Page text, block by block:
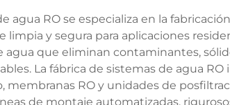
agua RO se especializa en la
limpia y segura para aplicaciones
que eliminan contaminantes,
La fábrica de sistemas de agua
membranas RO y unidades de
de montaje automatizadas,